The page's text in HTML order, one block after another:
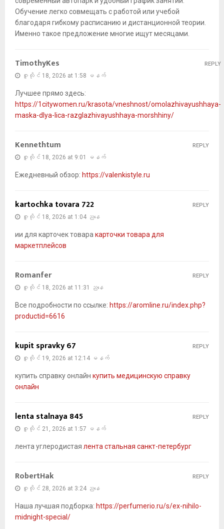
Обучение легко совмещать с работой или учебой
благодаря гибкому расписанию и дистанционной теории.
Именно такое предложение многие ищут месяцами.
TimothyKes
ဇူလိုင် 18, 2026 at 1:58 မနက်
Лучшее прямо здесь:
https://1citywomen.ru/krasota/vneshnost/omolazhivayushhaya-
maska-dlya-lica-razglazhivayushhaya-morshhiny/
REPLY
Kennethtum
ဇူလိုင် 18, 2026 at 9:01 မနက်
Ежедневный обзор: https://valenkistyle.ru
REPLY
kartochka tovara 722
ဇူလိုင် 18, 2026 at 1:04 ညနေ
ии для карточек товаракарточки товара для
маркетплейсов
REPLY
Romanfer
ဇူလိုင် 18, 2026 at 11:31 ညနေ
Все подробности по ссылке: https://aromline.ru/index.php?
productid=6616
REPLY
kupit spravky 67
ဇူလိုင် 19, 2026 at 12:14 မနက်
купить справку онлайн купить медицинскую справку
онлайн
REPLY
lenta stalnaya 845
ဇူလိုင် 21, 2026 at 1:57 မနက်
лента углеродистая лента стальная санкт-петербург
REPLY
RobertHak
ဇူလိုင် 28, 2026 at 3:24 ညနေ
Наша лучшая подборка: https://perfumerio.ru/s/ex-nihilo-
midnight-special/
REPLY